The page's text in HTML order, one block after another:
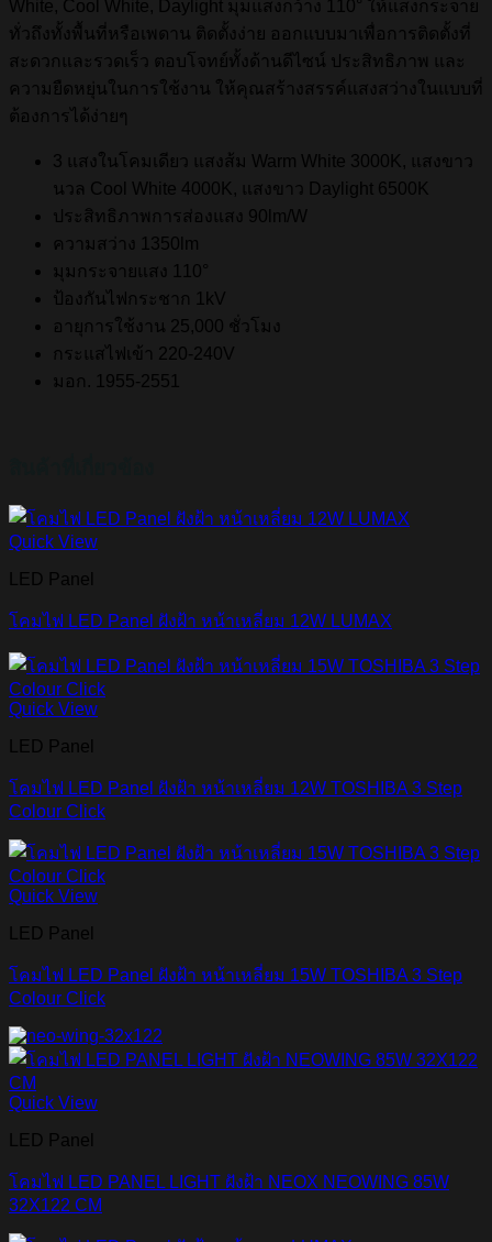
White, Cool White, Daylight มุมแสงกว้าง 110° ให้แสงกระจาย
ทั่วถึงทั้งพื้นที่หรือเพดาน ติดตั้งง่าย ออกแบบมาเพื่อการติดตั้งที่
สะดวกและรวดเร็ว ตอบโจทย์ทั้งด้านดีไซน์ ประสิทธิภาพ และ
ความยืดหยุ่นในการใช้งาน ให้คุณสร้างสรรค์แสงสว่างในแบบที่
ต้องการได้ง่ายๆ
3 แสงในโคมเดียว แสงส้ม Warm White 3000K, แสงขาว
นวล Cool White 4000K, แสงขาว Daylight 6500K
ประสิทธิภาพการส่องแสง 90lm/W
ความสว่าง 1350lm
มุมกระจายแสง 110°
ป้องกันไฟกระชาก 1kV
อายุการใช้งาน 25,000 ชั่วโมง
กระแสไฟเข้า 220-240V
มอก. 1955-2551
Quick View
LED Panel
โคมไฟ LED Panel ฝังฝ้า หน้าเหลี่ยม 12W LUMAX
Quick View
LED Panel
โคมไฟ LED Panel ฝังฝ้า หน้าเหลี่ยม 12W TOSHIBA 3 Step
Colour Click
Quick View
LED Panel
โคมไฟ LED Panel ฝังฝ้า หน้าเหลี่ยม 15W TOSHIBA 3 Step
Colour Click
Quick View
LED Panel
โคมไฟ LED PANEL LIGHT ฝังฝ้า NEOX NEOWING 85W
32X122 CM